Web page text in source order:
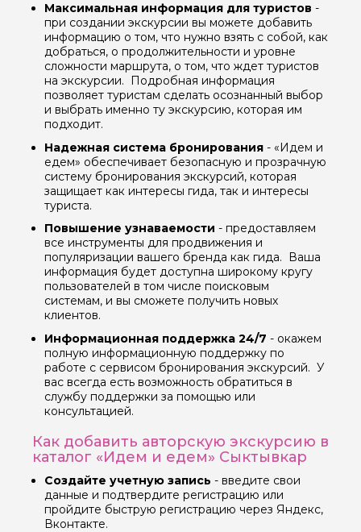
Максимальная информация для туристов -
при создании экскурсии вы можете добавить
информацию о том, что нужно взять с собой, как
добраться, о продолжительности и уровне
сложности маршрута, о том, что ждет туристов
на экскурсии. Подробная информация
позволяет туристам сделать осознанный выбор
и выбрать именно ту экскурсию, которая им
подходит.
Надежная система бронирования - «Идем и
едем» обеспечивает безопасную и прозрачную
систему бронирования экскурсий, которая
защищает как интересы гида, так и интересы
туриста.
Повышение узнаваемости - предоставляем
все инструменты для продвижения и
популяризации вашего бренда как гида. Ваша
информация будет доступна широкому кругу
пользователей в том числе поисковым
системам, и вы сможете получить новых
клиентов.
Информационная поддержка 24/7 - окажем
полную информационную поддержку по
работе с сервисом бронирования экскурсий. У
вас всегда есть возможность обратиться в
службу поддержки за помощью или
консультацией.
Как добавить авторскую экскурсию в
каталог «Идем и едем» Сыктывкар
Создайте учетную запись - введите свои
данные и подтвердите регистрацию или
пройдите быструю регистрацию через Яндекс,
Вконтакте.
Задайте свой вопрос гиду
Как вас зовут
Ваша электронная почта
Ваш номер телефона
Вопросы и комментарии
Если у вас есть интересующие вопросы, можете их
задать